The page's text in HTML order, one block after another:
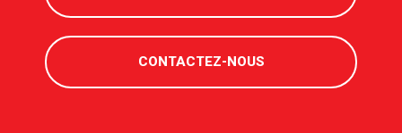
CONTACTEZ-NOUS